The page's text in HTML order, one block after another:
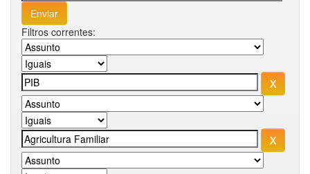
Filtros correntes: